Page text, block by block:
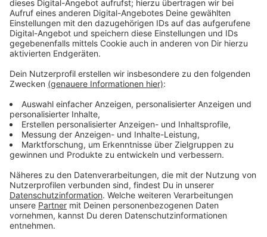
meine ganz persönliche Erfahrung.
Vielleicht ist diese Folge genau der Impuls, der
etwas in dir anstößt.
Mehr zu Ulrike:
👉 Website: https://www.ulrike-oswald.com
👉 Instagram:innerpower_code
👉 Facebook:Ulrike Oswald
Meine Räume für dich:
✨ Retreats 2026:
https://www.miriambirngruber.at/events
✨ Yoga Festival Mühlviertel:
https://www.yogafestival.at
✨ Workshops & Coaching:
https://www.miriambirngruber.at/coaching
Verbinde dich mit mir: